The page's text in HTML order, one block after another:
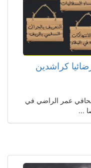
كراشدين
عمر الراضي في